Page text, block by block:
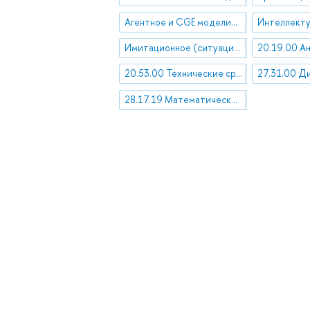
Агентное и CGE моделирование
Имитационное (ситуационное) динамическое моделирование
20.53.00 Технические средства обеспечения информационных процессов
28.17.19 Математическое моделирование